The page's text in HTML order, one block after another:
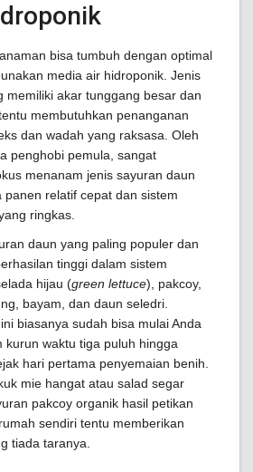
bisa tumbuh dengan optimal
media air hidroponik. Jenis
memiliki akar tunggang besar dan
membutuhkan penanganan
dan wadah yang raksasa. Oleh
penghobi pemula, sangat
menanam jenis sayuran daun
panen relatif cepat dan sistem
ringkas.
daun yang paling populer dan
tinggi dalam sistem
hijau (green lettuce), pakcoy,
bayam, dan daun seledri.
biasanya sudah bisa mulai Anda
kurun waktu tiga puluh hingga
hari pertama penyemaian benih.
mie hangat atau salad segar
pakcoy organik hasil petikan
sendiri tentu memberikan
tiada taranya.